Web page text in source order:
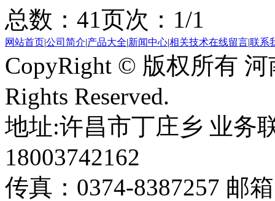
总数：41页次：1/1
网站首页|公司简介|产品大全|新闻中心|相关技术在线留言|联系
CopyRight © 版权所有
Rights Reserved.
地址:许昌市丁庄乡 业务
18003742162
传真：0374-8387257 邮